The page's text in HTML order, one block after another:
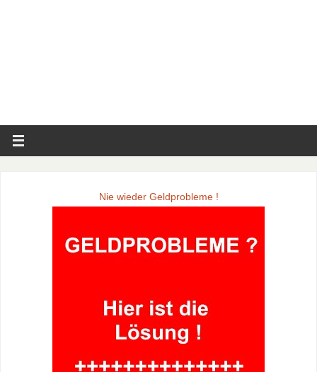
Nie wieder Geldprobleme !